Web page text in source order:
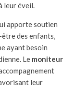
leur éveil.
apporte soutien
des enfants,
ayant besoin
Le moniteur
leur